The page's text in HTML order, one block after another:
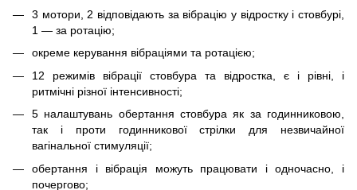
3 мотори, 2 відповідають за вібрацію у відростку і стовбурі,
1 — за ротацію;
окреме керування вібраціями та ротацією;
12 режимів вібрації стовбура та відростка, є і рівні, і
ритмічні різної інтенсивності;
5 налаштувань обертання стовбура як за годинниковою,
так і проти годинникової стрілки для незвичайної
вагінальної стимуляції;
обертання і вібрація можуть працювати і одночасно, і
почергово;